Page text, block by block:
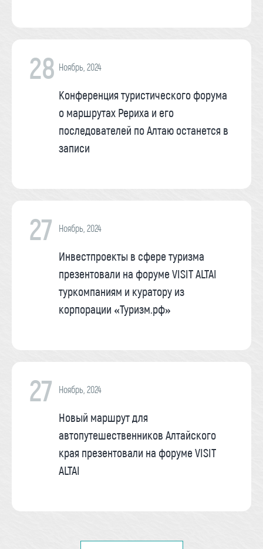
28 Ноябрь, 2024
Конференция туристического форума
о маршрутах Рериха и его
последователей по Алтаю останется в
записи
27 Ноябрь, 2024
Инвестпроекты в сфере туризма
презентовали на форуме VISIT ALTAI
туркомпаниям и куратору из
корпорации «Туризм.рф»
27 Ноябрь, 2024
Новый маршрут для
автопутешественников Алтайского
края презентовали на форуме VISIT
ALTAI